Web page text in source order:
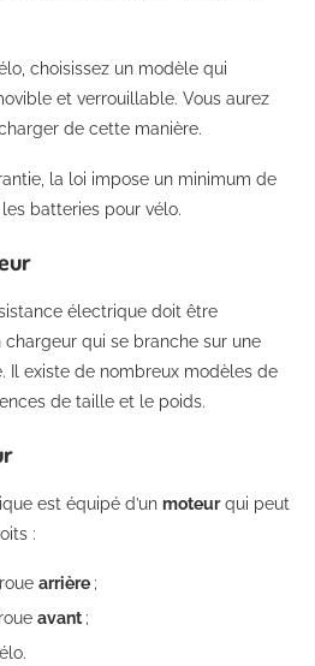
choisissez un modèle qui
et verrouillable. Vous aurez
de cette manière.
la loi impose un minimum de
batteries pour vélo.
électrique doit être
chargeur qui se branche sur une
Il existe de nombreux modèles de
de taille et le poids.
est équipé d’un moteurqui peut
:
arrière ;
avant ;